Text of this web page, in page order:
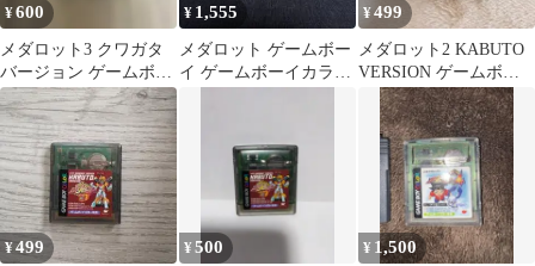
¥600
メダロット3 クワガタ
バージョン ゲームボー
イカラー専用
¥ 1,555
メダロット ゲームボー
イ ゲームボーイカラー
¥499
メダロット2 KABUTO
VERSION ゲームボー
イ GB
¥499 ¥500 ¥ 1,500